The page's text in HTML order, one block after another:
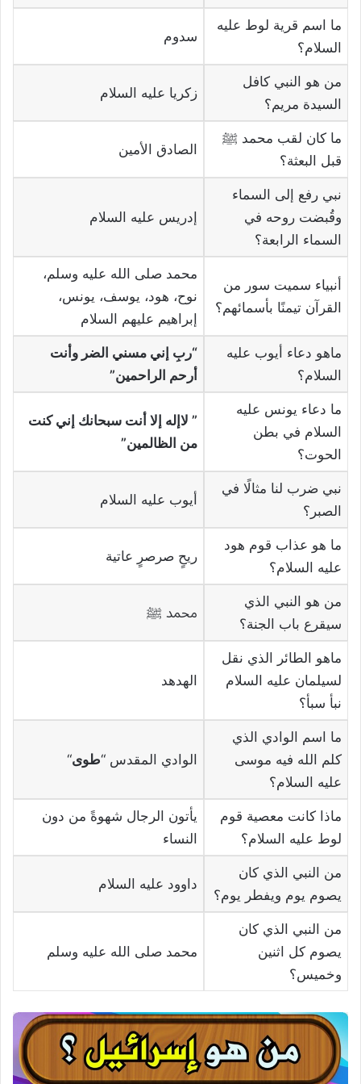
ما اسم قرية لوط عليه
السلام؟
سدوم
من هو النبي كافل
السيدة مريم؟
زكريا عليه السلام
ما كان لقب محمد ﷺ
قبل البعثة؟
الصادق الأمين
نبي رفع إلى السماء
وقُبضت روحه في
السماء الرابعة؟
إدريس عليه السلام
أنبياء سميت سور من
القرآن تيمنًا بأسمائهم؟
محمد صلى الله عليه وسلم،
نوح، هود، يوسف، يونس،
إبراهيم عليهم السلام
ماهو دعاء أيوب عليه
السلام؟
“ربِ إني مسني الضر وأنت
أرحم الراحمين”
ما دعاء يونس عليه
السلام في بطن
الحوت؟
” لاإله إلا أنت سبحانك إني كنت
من الظالمين”
نبي ضرب لنا مثالًا في
الصبر؟
أيوب عليه السلام
ما هو عذاب قوم هود
عليه السلام؟
ريحٍ صرصرٍ عاتية
من هو النبي الذي
سيقرع باب الجنة؟
محمد ﷺ
ماهو الطائر الذي نقل
لسيلمان عليه السلام
نبأ سبأ؟
الهدهد
ما اسم الوادي الذي
كلم الله فيه موسى
عليه السلام؟
الوادي المقدس “طوى“
ماذا كانت معصية قوم
لوط عليه السلام؟
يأتون الرجال شهوةً من دون
النساء
من النبي الذي كان
يصوم يوم ويفطر يوم؟
داوود عليه السلام
من النبي الذي كان
يصوم كل اثنين
وخميس؟
محمد صلى الله عليه وسلم